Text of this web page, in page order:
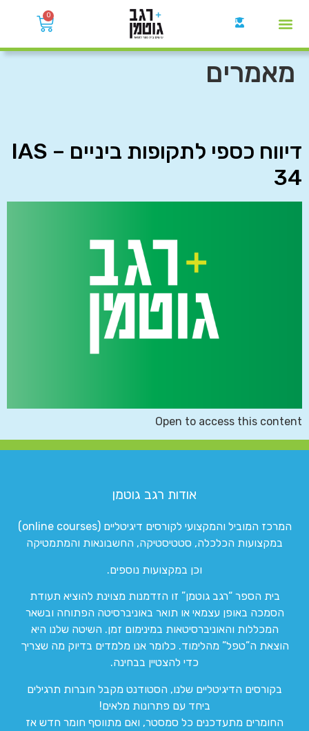
0
מאמרים
דיווח כספי לתקופות ביניים – IAS
34
Open to access this content
אודות רגב גוטמן
המרכז המוביל והמקצועי לקורסים דיגיטליים (online courses)
במקצועות הכלכלה, סטטיסטיקה, החשבונאות והמתמטיקה
וכן במקצועות נוספים.
בית הספר “רגב גוטמן” זו הזדמנות מצוינת להוציא תעודת
הסמכה באופן עצמאי או תואר באוניברסיטה הפתוחה ובשאר
המכללות והאוניברסיטאות במינימום זמן. השיטה שלנו היא
הוצאת ה”טפל” מהלימוד. כלומר אנו מלמדים בדיוק מה שצריך
כדי להצטיין בבחינה.
בקורסים הדיגיטליים שלנו, הסטודנט מקבל חוברות תרגילים
ביחד עם פתרונות מלאים!
החומרים מתעדכנים כל סמסטר, ואם מתווסף חומר חדש אז